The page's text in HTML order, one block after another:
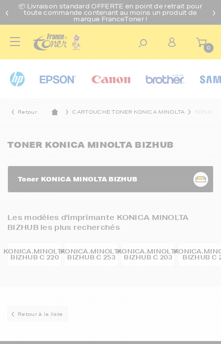
📦 Livraison standard OFFERTE en point de retrait pour
toute commande contenant au moins un produit de
marque FranceToner !
0
Retour CARTOUCHE TONER KONICA MINOLTA KONICA
TONER KONICA MINOLTA BIZHUB
Toner KONICA MINOLTA BIZHUB
Les modèles d'imprimante KONICA MINOLTA
BIZHUB les plus recherchés
KONICA.MINOLTA
BIZHUB C 220
KONICA.MINOLTA
BIZHUB C 253
KONICA.MINOLTA
BIZHUB C 203 BIZHUB C
Retour à la liste